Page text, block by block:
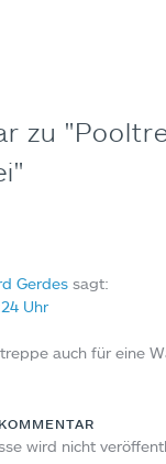
zu "
"
Gerdes sagt:
Uhr
auch für eine
wird nicht